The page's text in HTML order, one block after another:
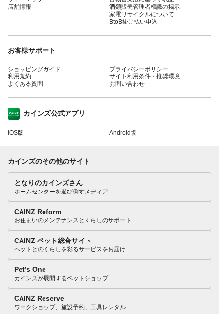
店舗情報
酒類販売管理者標識の掲示
家電リサイクルについて
BtoB掛け払い申込
お客様サポート
ショッピングガイド
利用規約
よくある質問
プライバシーポリシー
サイト利用条件・推奨環境
お問い合わせ
カインズ公式アプリ
iOS版 Android版
カインズのその他のサイト
となりのカインズさん
ホームセンターを遊び倒すメディア
CAINZ Reform
お住まいのメンテナンスとくらしのサポート
CAINZ ペット総合サイト
ペットとのくらしを彩るサービスをお届け
Pet’s One
カインズが展開するペットショップ
CAINZ Reserve
ワークショップ、施設予約、工具レンタル